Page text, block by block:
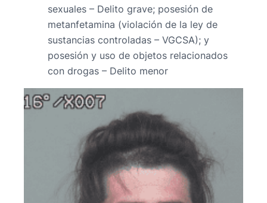
sexuales – Delito grave; posesión de
metanfetamina (violación de la ley de
sustancias controladas – VGCSA); y
posesión y uso de objetos relacionados
con drogas – Delito menor